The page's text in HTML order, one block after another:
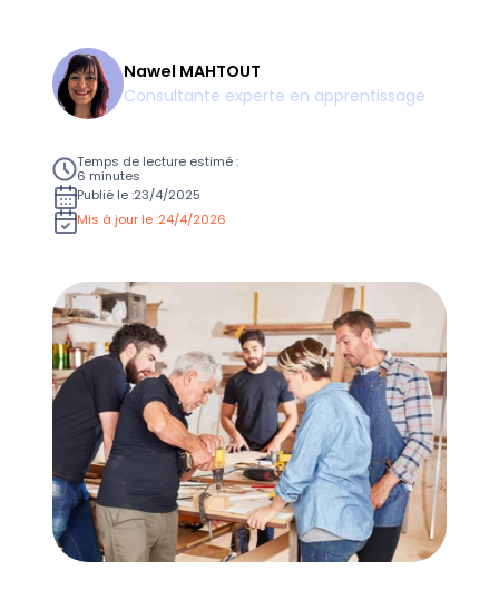
Nawel MAHTOUT
Consultante experte en apprentissage
Temps de lecture estimé :
6 minutes
Publié le :23/4/2025
Mis à jour le :24/4/2026